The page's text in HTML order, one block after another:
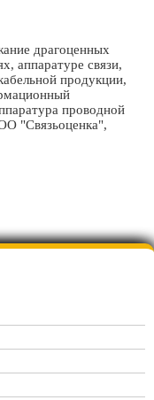
драгоценных
аппаратуре связи,
продукции,
проводной
"Связьоценка",